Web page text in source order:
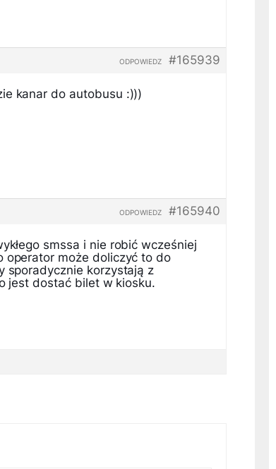
#165939
ODPOWIEDZ
kanar do autobusu :)))
#165940
ODPOWIEDZ
smssa i nie robić wcześniej
operator może doliczyć to do
sporadycznie korzystają z
jest dostać bilet w kiosku.